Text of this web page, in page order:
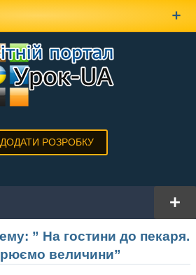
ДОДАТИ РОЗРОБКУ
” На гостини до пекаря.
величини”